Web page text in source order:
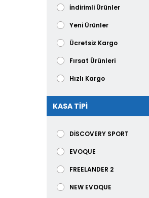
VOGUE (2010-2012)
VOGUE (2013- )
EVOQUE (2012-2019)
VELAR (2018-
SPORT (2005-2009)
SPORT (2014- )
İndirimli Ürünler
Yeni Ürünler
Ücretsiz Kargo
Fırsat Ürünleri
Hızlı Kargo
KASA TİPİ
DİSCOVERY SPORT
EVOQUE
FREELANDER 2
NEW EVOQUE